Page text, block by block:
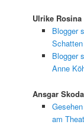
Ulrike Rosina
Blogger
Blogger
Anne
Ansgar
am